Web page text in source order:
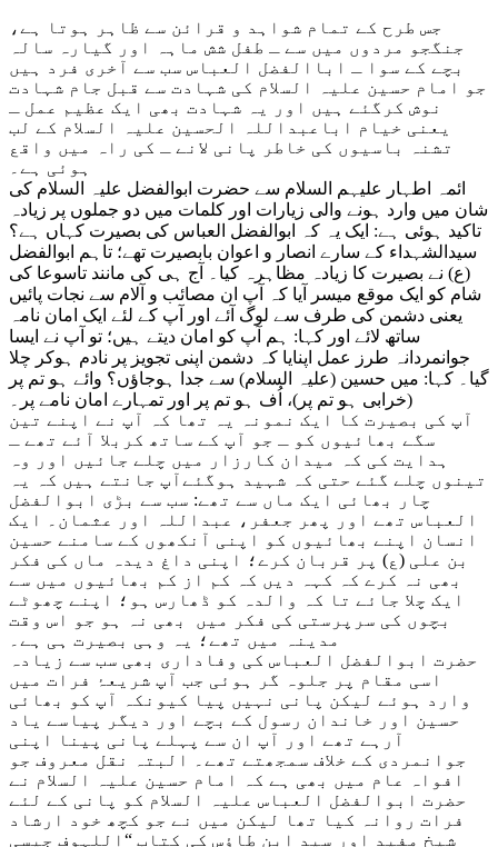
جس طرح کے تمام شواہد و قرائن سے ظاہر ہوتا ہے،
جنگجو مردوں میں سے ـ طفل شش ماہہ اور گیارہ سالہ
بچے کے سوا ـ اباالفضل العباس سب سے آخری فرد ہیں
جو امام حسین علیہ السلام کی شہادت سے قبل جام شہادت
نوش کرگئے ہیں اور یہ شہادت بھی ایک عظیم عمل ـ
یعنی خیام اباعبداللہ الحسین علیہ السلام کے لب
تشنہ باسیوں کی خاطر پانی لانے ـ کی راہ میں واقع
ہوئی ہے۔
ائمہ اطہار علیہم السلام سے حضرت ابوالفضل علیہ السلام کی
شان میں وارد ہونے والی زيارات اور کلمات میں دو جملوں پر زيادہ
تاکید ہوئی ہے: ایک یہ کہ ابوالفضل العباس کی بصیرت کہاں ہے؟
سیدالشہداء کے سارے انصار و اعوان بابصیرت تھے؛ تاہم ابوالفضل
(ع) نے بصیرت کا زيادہ مظاہرہ کیا۔ آج ہی کی مانند تاسوعا کی
شام کو ایک موقع میسر آیا کہ آپ ان مصائب و آلام سے نجات پائیں
یعنی دشمن کی طرف سے لوگ آئے اور آپ کے لئے ایک امان نامہ
ساتھ لائے اور کہا: ہم آپ کو امان دیتے ہیں؛ تو آپ نے ایسا
جوانمردانہ طرز عمل اپنایا کہ دشمن اپنی تجویز پر نادم ہوکر چلا
گیا۔ کہا: میں حسین (علیہ السلام) سے جدا ہوجاؤں؟ وا‏ئے ہو تم پر
(خرابی ہو تم پر)، اُف ہو تم پر اور تمہارے امان نامے پر۔
آپ کی بصیرت کا ایک نمونہ یہ تھا کہ آپ نے اپنے تین
سگے بھائیوں کو ـ جو آپ کے ساتھ کربلا آئے تھے ـ
ہدایت کی کہ میدان کارزار میں چلے جائیں اور وہ
تینوں چلے گئے حتی کہ شہید ہوگئےآپ جانتے ہیں کہ یہ
چار بھائی ایک ماں سے تھے: سب سے بڑی ابوالفضل
العباس تھے اور پھر جعفر، عبداللہ اور عثمان۔ ایک
انسان اپنے بھائیوں کو اپنی آنکھوں کے سامنے حسین
بن علی (ع) پر قربان کرے؛ اپنی داغ دیدہ ماں کی فکر
بھی نہ کرے کہ کہہ دیں کہ کم از کم بھائیوں میں سے
ایک چلا جائے تا کہ والدہ کو ڈھارس ہو؛ اپنے چھوٹے
بچوں کی سرپرستی کی فکر میں بھی نہ ہو جو اس وقت
مدینہ میں تھے؛ یہ وہی بصیرت ہی ہے۔
حضرت ابوالفضل العباس کی وفاداری بھی سب سے زیادہ
اسی مقام پر جلوہ گر ہوئی جب آپ شریعۂ فرات میں
وارد ہوئے لیکن پانی نہیں پیا کیونکہ آپ کو بھائی
حسین اور خاندان رسول کے بچے اور دیگر پیاسے یاد
آرہے تھے اور آپ ان سے پہلے پانی پینا اپنی
جوانمردی کے خلاف سمجھتے تھے۔ البتہ نقل معروف جو
افواہ عام میں بھی ہے کہ امام حسین علیہ السلام نے
حضرت ابوالفضل العباس علیہ السلام کو پانی کے لئے
فرات روانہ کیا تھا لیکن میں نے جو کچھ خود ارشاد
شیخ مفید اور سید ابن طاؤس کی کتاب “اللہوف جیسی